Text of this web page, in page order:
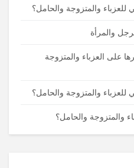
للعزباء والمتزوجة والحامل؟
والمرأة
على العزباء والمتزوجة
للعزباء والمتزوجة والحامل؟
والمتزوجة والحامل؟